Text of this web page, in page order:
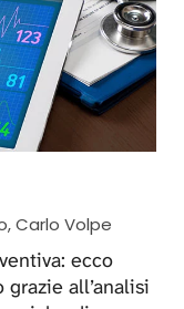
Carlo Volpe
ecco
all’analisi